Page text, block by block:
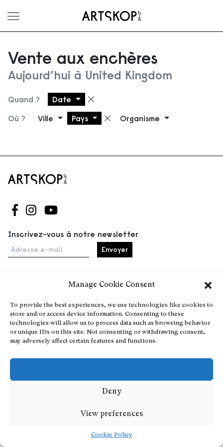
Manage Cookie Consent
To provide the best experiences, we use technologies like cookies to
store and/or access device information. Consenting to these
technologies will allow us to process data such as browsing behavior
or unique IDs on this site. Not consenting or withdrawing consent,
may adversely affect certain features and functions.
Deny
View preferences
Cookie Policy
Ouvrir le menu
Vente aux enchères
Aujourd’hui à United Kingdom
Quand ? Date Supprimer le filtre
Où ? Ville Pays Supprimer le filtre
Organisme
Suivez-nous sur Facebook
Suivez-nous sur Instagram
Suivez-nous sur Youtube
Inscrivez-vous à notre newsletter
Adresse e-mail
Événements
À propos
Partenaires
Conditions générales
Confidentialité et cookies
Communiquer votre événement